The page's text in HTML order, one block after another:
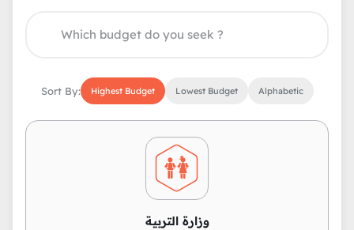
Sort By: Highest Budget Lowest Budget Alphabetic
وزارة التربية